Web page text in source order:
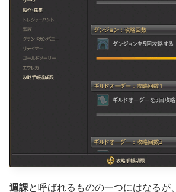
週課と呼ばれるものの一つにはなるが、